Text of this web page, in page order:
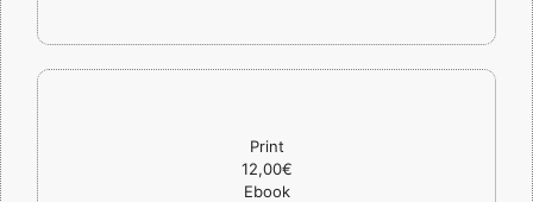
Print
12,00€
Ebook